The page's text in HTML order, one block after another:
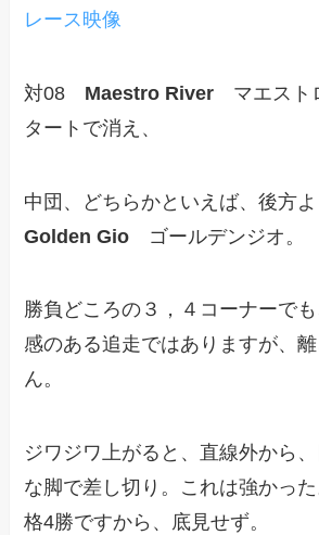
レース映像
対08 Maestro River マエスト
タートで消え、
中団、どちらかといえば、後方
Golden Gio ゴールデンジオ。
勝負どころの３，４コーナーで
感のある追走ではありますが、
ん。
ジワジワ上がると、直線外から
な脚で差し切り。これは強かっ
格4勝ですから、底見せず。